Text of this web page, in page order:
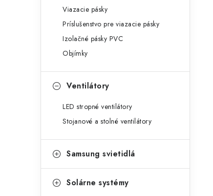
Viazacie pásky
Príslušenstvo pre viazacie pásky
Izolačné pásky PVC
Objímky
Ventilátory
LED stropné ventilátory
Stojanové a stolné ventilátory
Samsung svietidlá
Solárne systémy